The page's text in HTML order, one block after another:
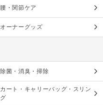
腰・関節ケア
オーナーグッズ
除菌・消臭・掃除
カート・キャリーバッグ・スリン
グ